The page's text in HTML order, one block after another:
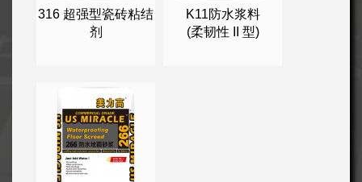
316 超强型瓷砖粘结
剂
K11防水浆料
(柔韧性 II 型)